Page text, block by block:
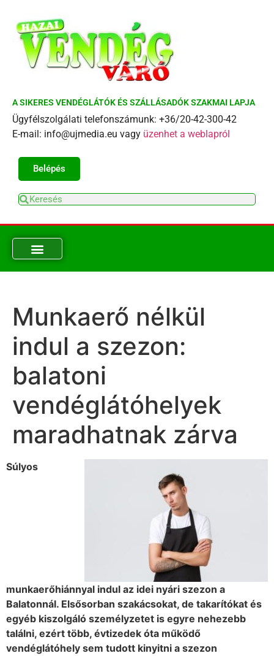
A SIKERES VENDÉGLÁTÓK ÉS SZÁLLÁSADÓK SZAKMAI LAPJA
Ügyfélszolgálati telefonszámunk: +36/20-42-300-42
E-mail: info@ujmedia.eu vagy üzenhet a weblapról
Belépés
Munkaerő nélkül
indul a szezon:
balatoni
vendéglátóhelyek
maradhatnak zárva
Súlyos
munkaerőhiánnyal indul az idei nyári szezon a
Balatonnál. Elsősorban szakácsokat, de takarítókat és
egyéb kiszolgáló személyzetet is egyre nehezebb
találni, ezért több, évtizedek óta működő
vendéglátóhely sem tudott kinyitni a szezon